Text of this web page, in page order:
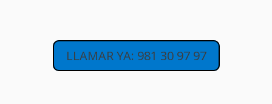
LLAMAR YA: 981 30 97 97